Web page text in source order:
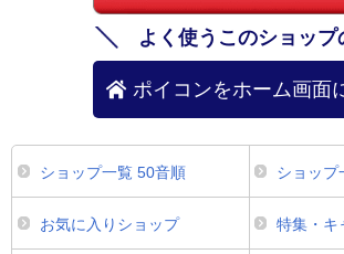
よく使うこのショップ
ポイコンをホーム画面
ショップ一覧 50音順 ショップ
お気に入りショップ 特集・キ